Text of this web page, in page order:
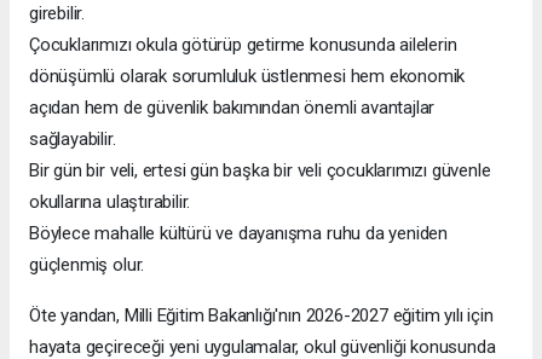
girebilir.
Çocuklarımızı okula götürüp getirme konusunda ailelerin
dönüşümlü olarak sorumluluk üstlenmesi hem ekonomik
açıdan hem de güvenlik bakımından önemli avantajlar
sağlayabilir.
Bir gün bir veli, ertesi gün başka bir veli çocuklarımızı güvenle
okullarına ulaştırabilir.
Böylece mahalle kültürü ve dayanışma ruhu da yeniden
güçlenmiş olur.
Öte yandan, Milli Eğitim Bakanlığı'nın 2026-2027 eğitim yılı için
hayata geçireceği yeni uygulamalar, okul güvenliği konusunda